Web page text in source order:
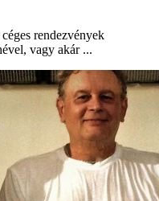
rendezvények
vagy akár ...